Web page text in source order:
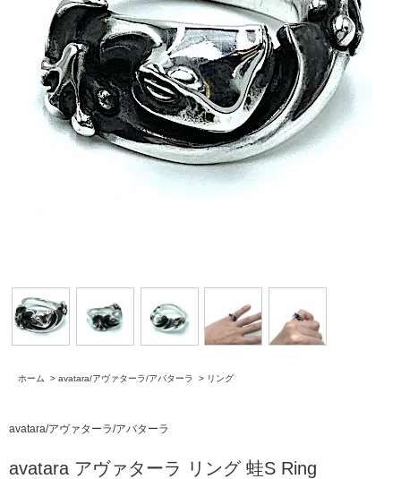
ホーム > avatara/アヴァターラ/アバターラ > リング
avatara/アヴァターラ/アバターラ
avatara アヴァターラ リング 蛙S Ring